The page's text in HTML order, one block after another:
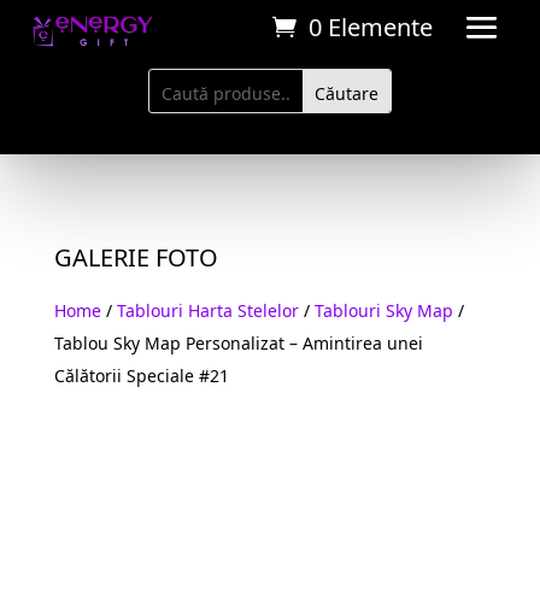
0 Elemente
GALERIE FOTO
Home/ Tablouri Harta Stelelor/ Tablouri Sky Map /
Tablou Sky Map Personalizat – Amintirea unei
Călătorii Speciale #21